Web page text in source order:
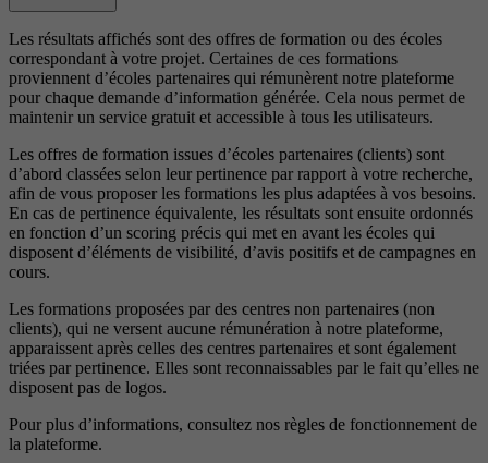
Les résultats affichés sont des offres de formation ou des écoles
correspondant à votre projet. Certaines de ces formations
proviennent d’écoles partenaires qui rémunèrent notre plateforme
pour chaque demande d’information générée. Cela nous permet de
maintenir un service gratuit et accessible à tous les utilisateurs.
Les offres de formation issues d’écoles partenaires (clients) sont
d’abord classées selon leur pertinence par rapport à votre recherche,
afin de vous proposer les formations les plus adaptées à vos besoins.
En cas de pertinence équivalente, les résultats sont ensuite ordonnés
en fonction d’un scoring précis qui met en avant les écoles qui
disposent d’éléments de visibilité, d’avis positifs et de campagnes en
cours.
Les formations proposées par des centres non partenaires (non
clients), qui ne versent aucune rémunération à notre plateforme,
apparaissent après celles des centres partenaires et sont également
triées par pertinence. Elles sont reconnaissables par le fait qu’elles ne
disposent pas de logos.
Pour plus d’informations, consultez nos règles de fonctionnement de
la plateforme.